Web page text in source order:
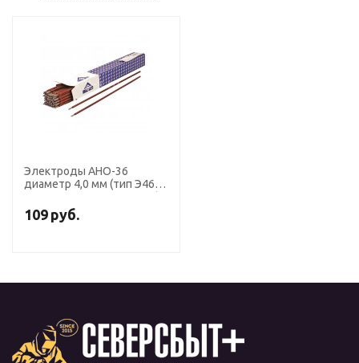
Электроды АНО-36
диаметр 4,0 мм (тип Э46,
(пачка 5 кг, ЛЭЗ), для
ручной сварки
109 руб.